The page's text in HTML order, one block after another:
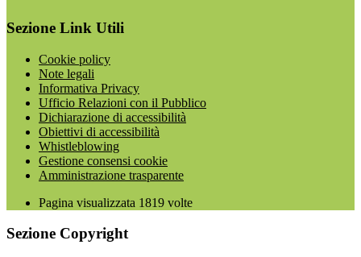
Sezione Link Utili
Cookie policy
Note legali
Informativa Privacy
Ufficio Relazioni con il Pubblico
Dichiarazione di accessibilità
Obiettivi di accessibilità
Whistleblowing
Gestione consensi cookie
Amministrazione trasparente
Pagina visualizzata 1819 volte
Sezione Copyright